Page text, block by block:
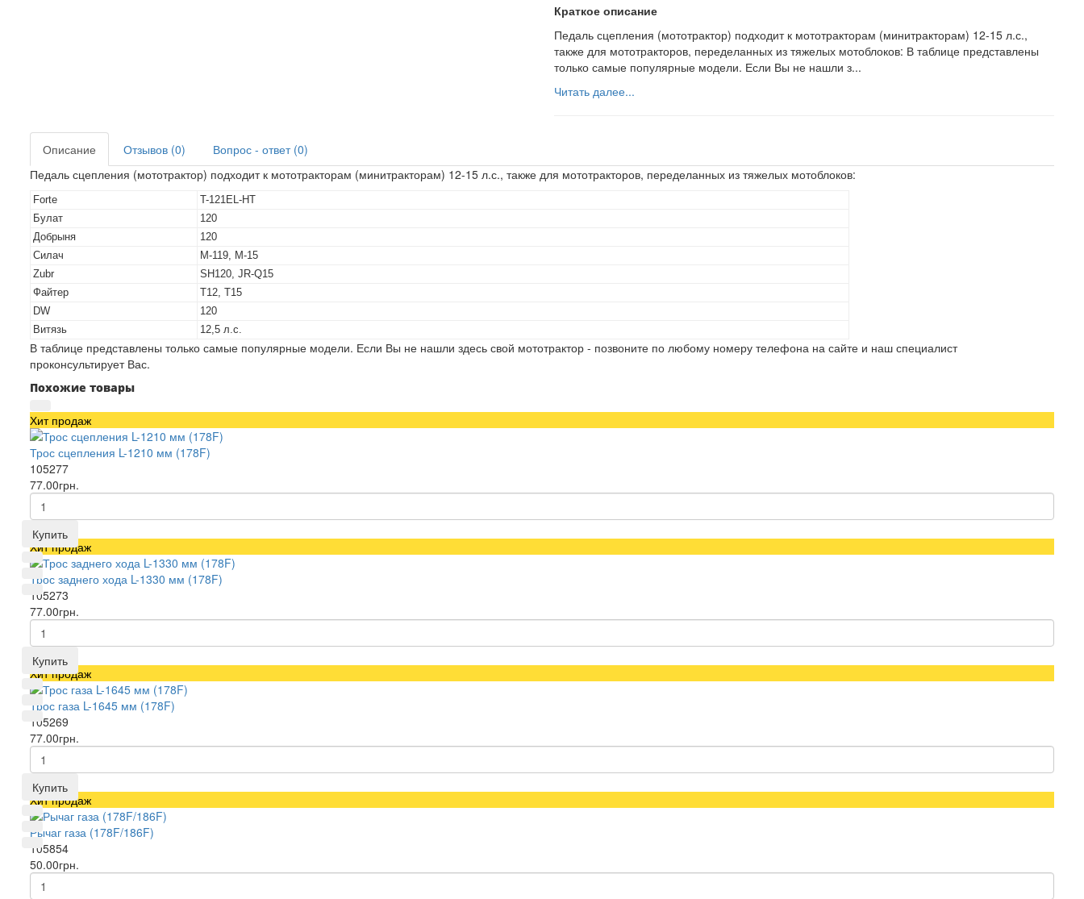
Краткое описание
Педаль сцепления (мототрактор) подходит к мототракторам (минитракторам) 12-15 л.с.,
также для мототракторов, переделанных из тяжелых мотоблоков: В таблице представлены
только самые популярные модели. Если Вы не нашли з...
Читать далее...
Описание Отзывов (0)
Вопрос - ответ (0)
Педаль сцепления (мототрактор) подходит к мототракторам (минитракторам) 12-15 л.с., также для мототракторов, переделанных из тяжелых мотоблоков:
Forte
T-121EL-HT
Булат
120
Добрыня
120
Силач
М-119, М-15
Zubr
SH120, JR-Q15
Файтер
Т12, Т15
DW
120
Витязь
12,5 л.с.
В таблице представлены только самые популярные модели. Если Вы не нашли здесь свой мототрактор - позвоните по любому номеру телефона на сайте и наш специалист
проконсультирует Вас.
Похожие товары
Хит продаж
Трос сцепления L-1210 мм (178F)
105277
77.00грн.
Купить
Хит продаж
Трос заднего хода L-1330 мм (178F)
105273
77.00грн.
Купить
Хит продаж
Трос газа L-1645 мм (178F)
105269
77.00грн.
Купить
Хит продаж
Рычаг газа (178F/186F)
105854
50.00грн.